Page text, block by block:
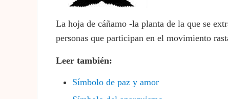
La hoja de cáñamo -la planta de la que se
personas que participan en el movimiento
Leer también:
Símbolo de paz y amor